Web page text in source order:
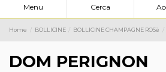
Menu Cerca
Home BOLLICINE BOLLICINE CHAMPAGNE ROSè
DOM PERIGNON